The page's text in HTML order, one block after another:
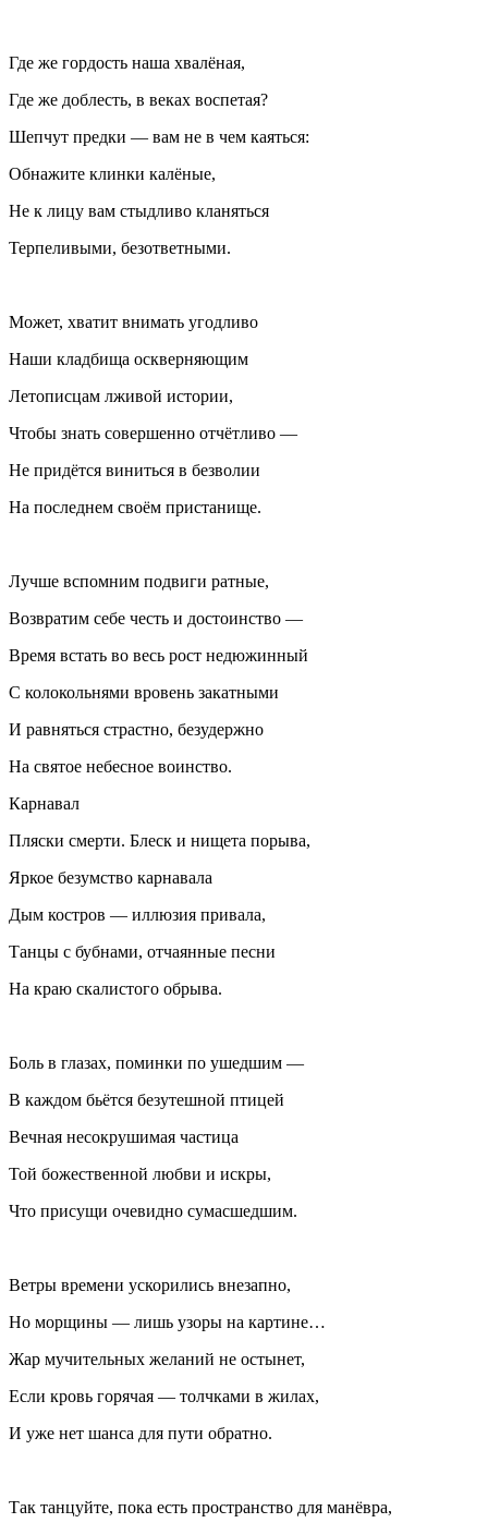
Где же гордость наша хвалёная,
Где же доблесть, в веках воспетая?
Шепчут предки — вам не в чем каяться:
Обнажите клинки калёные,
Не к лицу вам стыдливо кланяться
Терпеливыми, безответными.
Может, хватит внимать угодливо
Наши кладбища оскверняющим
Летописцам лживой истории,
Чтобы знать совершенно отчётливо —
Не придётся виниться в безволии
На последнем своём пристанище.
Лучше вспомним подвиги ратные,
Возвратим себе честь и достоинство —
Время встать во весь рост недюжинный
С колокольнями вровень закатными
И равняться страстно, безудержно
На святое небесное воинство.
Карнавал
Пляски смерти. Блеск и нищета порыва,
Яркое безумство карнавала
Дым костров — иллюзия привала,
Танцы с бубнами, отчаянные песни
На краю скалистого обрыва.
Боль в глазах, поминки по ушедшим —
В каждом бьётся безутешной птицей
Вечная несокрушимая частица
Той божественной любви и искры,
Что присущи очевидно сумасшедшим.
Ветры времени ускорились внезапно,
Но морщины — лишь узоры на картине…
Жар мучительных желаний не остынет,
Если кровь горячая — толчками в жилах,
И уже нет шанса для пути обратно.
Так танцуйте, пока есть пространство для манёвра,